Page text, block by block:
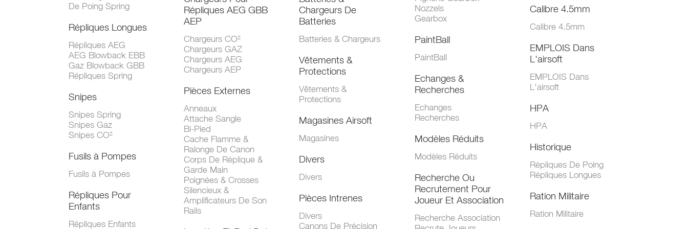
De Poing Spring
Répliques Longues
Répliques AEG
AEG Blowback EBB
Gaz Blowback GBB
Répliques Spring
Snipes
Snipes Spring
Snipes Gaz
Snipes CO²
Fusils à Pompes
Fusils à Pompes
Répliques Pour
Enfants
Répliques Enfants
Répliques AEG GBB
AEP
Chargeurs CO²
Chargeurs GAZ
Chargeurs AEG
Chargeurs AEP
Pièces Externes
Anneaux
Attache Sangle
Bi-Pied
Cache Flamme &
Ralonge De Canon
Corps De Réplique &
Garde Main
Poignées & Crosses
Silencieux &
Amplificateurs De Son
Rails
Chargeurs De
Batteries
Batteries & Chargeurs
Vêtements &
Protections
Vêtements &
Protections
Magasines Airsoft
Magasines
Divers
Divers
Pièces Intrenes
Divers
Canons De Précision
Nozzels
Gearbox
PaintBall
PaintBall
Echanges &
Recherches
Echanges
Recherches
Modèles Réduits
Modèles Réduits
Recherche Ou
Recrutement Pour
Joueur Et Association
Recherche Association
Calibre 4.5mm
Calibre 4.5mm
EMPLOIS Dans
L'airsoft
EMPLOIS Dans
L'airsoft
HPA
HPA
Historique
Répliques De Poing
Répliques Longues
Ration Militaire
Ration Militaire